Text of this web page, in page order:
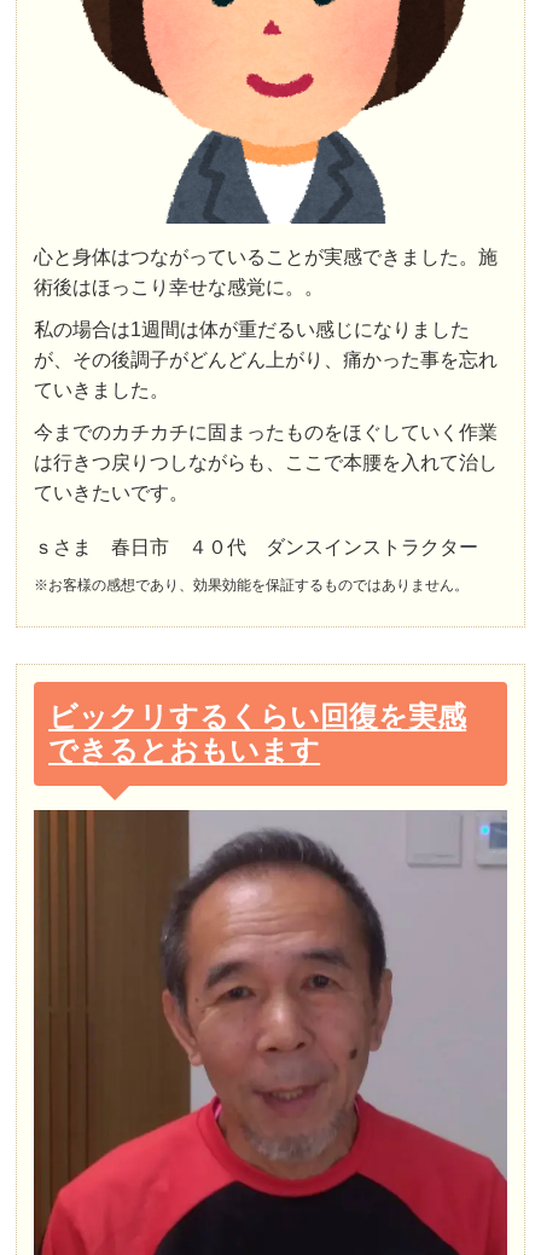
心と身体はつながっていることが実感できました。施
術後はほっこり幸せな感覚に。。
私の場合は1週間は体が重だるい感じになりました
が、その後調子がどんどん上がり、痛かった事を忘れ
ていきました。
今までのカチカチに固まったものをほぐしていく作業
は行きつ戻りつしながらも、ここで本腰を入れて治し
ていきたいです。
ｓさま 春日市 ４０代 ダンスインストラクター
※お客様の感想であり、効果効能を保証するものではありません。
ビックリするくらい回復を実感
できるとおもいます